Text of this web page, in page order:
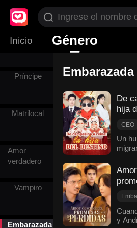
Inicio Género
Secretario/a
Príncipe
Matrilocal
Amor
verdadero
Vampiro
Embarazada
De
hija
CEO
Un
una
el
y